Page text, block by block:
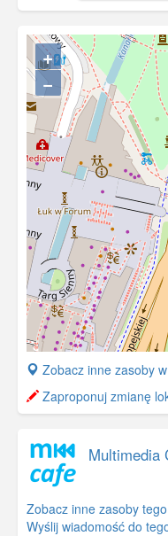
+
−
+
−
Zobacz inne zasoby
Zaproponuj zmianę
Multimedia
Zobacz inne zasoby
Wyślij wiadomość do